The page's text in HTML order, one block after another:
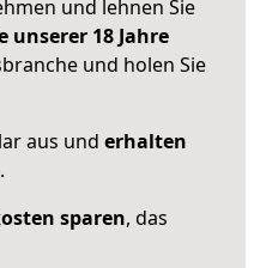
und lehnen Sie
unserer 18 Jahre
und holen Sie
aus und erhalten
.
sparen, das